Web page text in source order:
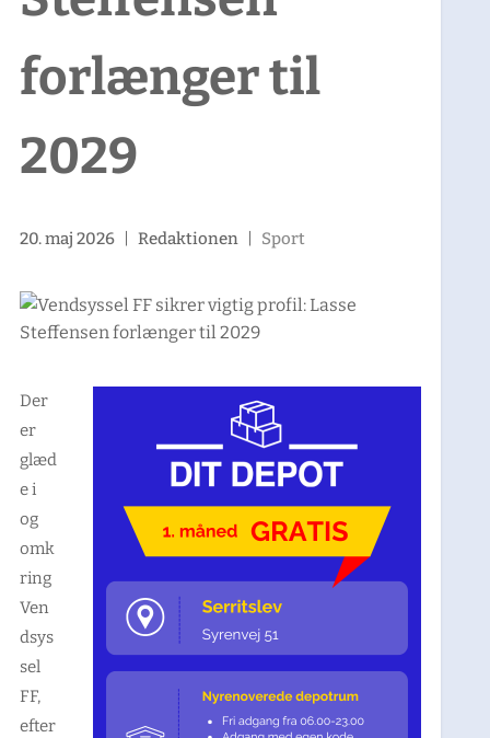
forlænger til
2029
20. maj 2026 |Redaktionen Sport
Der
er
glæd
e i
og
omk
ring
Ven
dsys
sel
FF,
efter